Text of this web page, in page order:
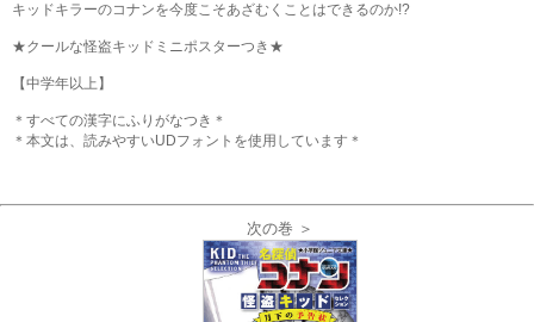
キッドキラーのコナンを今度こそあざむくことはできるのか!?
★クールな怪盗キッドミニポスターつき★
【中学年以上】
＊すべての漢字にふりがなつき＊
＊本文は、読みやすいUDフォントを使用しています＊
次の巻 ＞